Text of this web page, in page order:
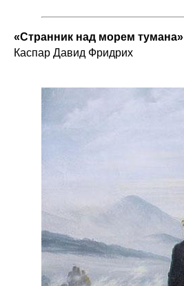
«Странник над морем тумана»
Каспар Давид Фридрих